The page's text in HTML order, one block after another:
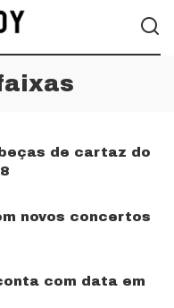
de cartaz do
novos concertos
com data em